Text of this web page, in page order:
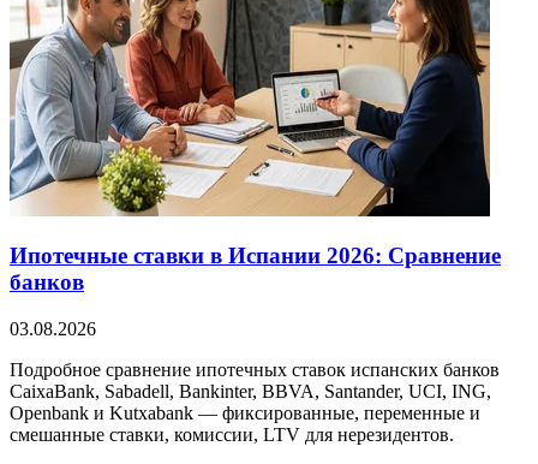
Ипотечные ставки в Испании 2026: Сравнение
банков
03.08.2026
Подробное сравнение ипотечных ставок испанских банков
CaixaBank, Sabadell, Bankinter, BBVA, Santander, UCI, ING,
Openbank и Kutxabank — фиксированные, переменные и
смешанные ставки, комиссии, LTV для нерезидентов.